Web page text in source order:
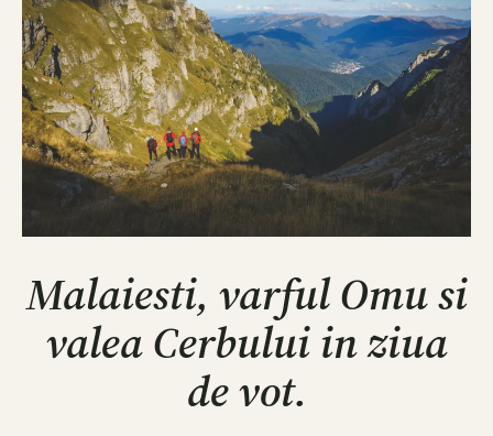
Malaiesti, varful Omu si
valea Cerbului in ziua
de vot.